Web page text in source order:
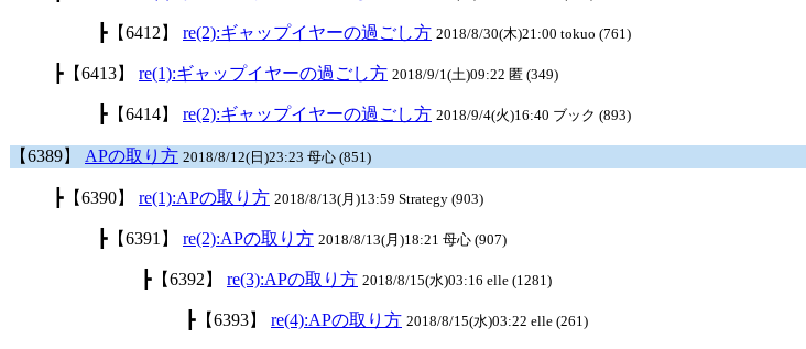
┣ 【6412】 re(2):ギャップイヤーの過ごし方 2018/8/30(木)21:00 tokuo (761)
┣ 【6413】 re(1):ギャップイヤーの過ごし方 2018/9/1(土)09:22 匿 (349)
┣ 【6414】 re(2):ギャップイヤーの過ごし方 2018/9/4(火)16:40 ブック (893)
【6389】 APの取り方 2018/8/12(日)23:23 母心 (851)
┣ 【6390】 re(1):APの取り方 2018/8/13(月)13:59 Strategy (903)
┣ 【6391】 re(2):APの取り方 2018/8/13(月)18:21 母心 (907)
┣ 【6392】 re(3):APの取り方 2018/8/15(水)03:16 elle (1281)
┣ 【6393】 re(4):APの取り方 2018/8/15(水)03:22 elle (261)